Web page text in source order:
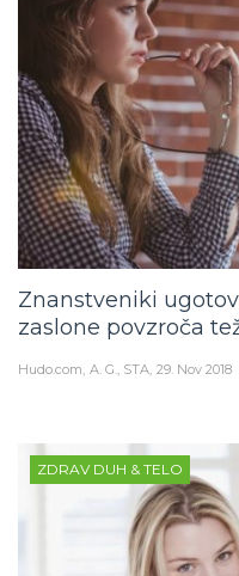
Znanstveniki
zaslone povzroča
Hudo.com A. G., STA 29. Nov 2018
ZDRAV DUH & TELO